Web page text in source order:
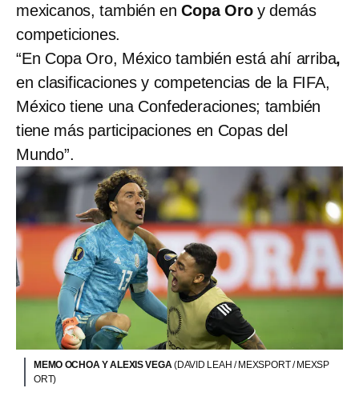
mexicanos, también enCopa Oroy demás
competiciones.
“En Copa Oro, México también está ahí arriba,
en clasificaciones y competencias de la FIFA,
México tiene una Confederaciones; también
tiene más participaciones en Copas del
Mundo”.
MEMO OCHOA Y ALEXIS VEGA(DAVID LEAH / MEXSPORT / MEXSP
ORT)